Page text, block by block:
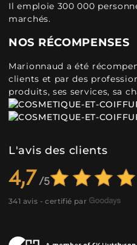
Il emploie 300 000
marchés.
NOS RÉCOMPENSES
Marionnaud a été
clients et par des
produits, ses services, sa
L'avis des clients
4,7
341 avis - certifié par